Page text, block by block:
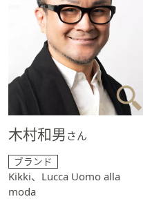
木村和男 さん
ブランド
Kikki、Lucca Uomo alla
moda